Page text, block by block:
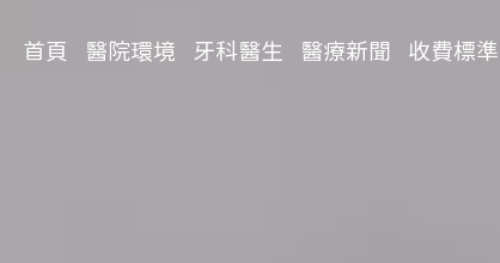
首頁 醫院環境 牙科醫生 醫療新聞 收費標準